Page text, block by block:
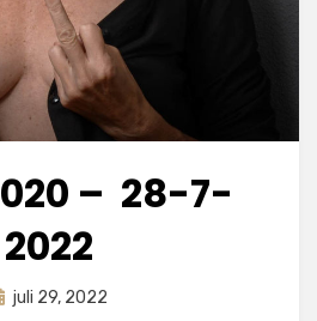
– 28-7-
2022
doorastrid
juli 29, 2022